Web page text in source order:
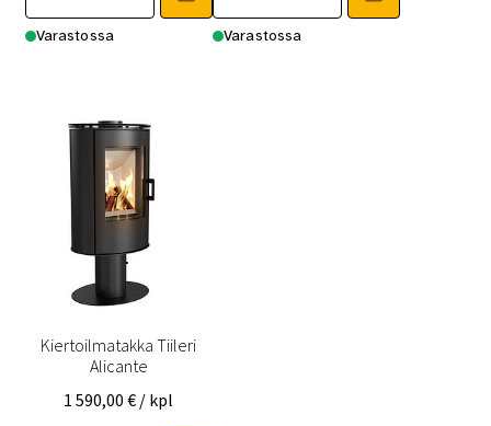
Varastossa Varastossa
Kiertoilmatakka Tiileri
Alicante
1 590,00€ / kpl